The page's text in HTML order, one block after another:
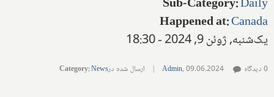
Sub-Category:Daily
Happened at:Canada
یک‌شنبه, ژوئن 9, 2024 - 18:30
Admin,09.06.2024
| ارسال شده در Category:News 0 دیدگاه